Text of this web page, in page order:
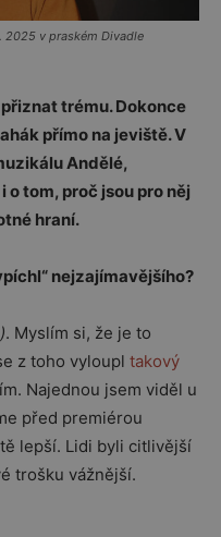
v praském Divadle
trému. Dokonce
přímo na jeviště. V
Andělé,
tom, proč jsou pro něj
hraní.
nejzajímavějšího?
. Myslím si, že je to
z toho vyloupl takový
Najednou jsem viděl u
před premiérou
lepší. Lidi byli citlivější
trošku vážnější.